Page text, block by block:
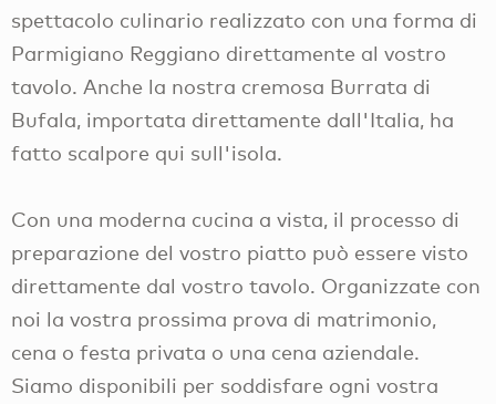
spettacolo culinario realizzato con una forma di
Parmigiano Reggiano direttamente al vostro
tavolo. Anche la nostra cremosa Burrata di
Bufala, importata direttamente dall'Italia, ha
fatto scalpore qui sull'isola.
Con una moderna cucina a vista, il processo di
preparazione del vostro piatto può essere visto
direttamente dal vostro tavolo. Organizzate con
noi la vostra prossima prova di matrimonio,
cena o festa privata o una cena aziendale.
Siamo disponibili per soddisfare ogni vostra